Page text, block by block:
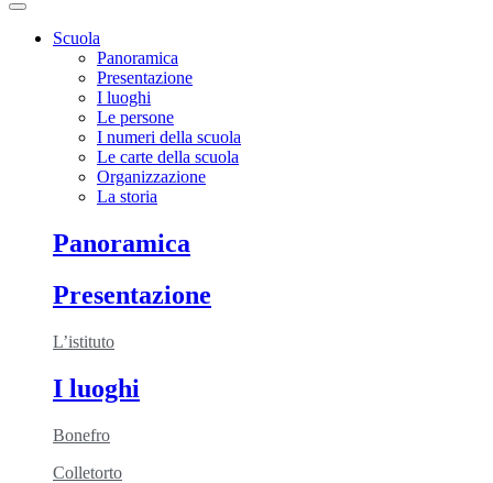
Scuola
Panoramica
Presentazione
I luoghi
Le persone
I numeri della scuola
Le carte della scuola
Organizzazione
La storia
Panoramica
Presentazione
L’istituto
I luoghi
Bonefro
Colletorto